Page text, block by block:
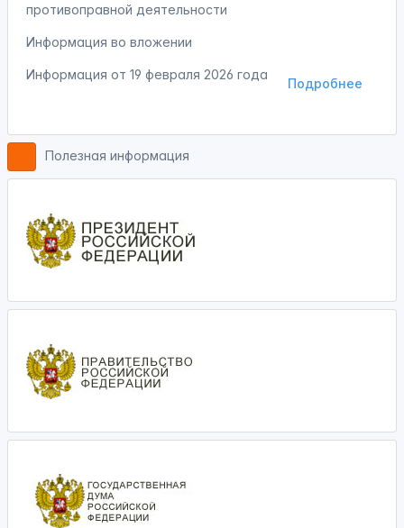
противоправной деятельности
Информация во вложении
Подробнее
Информация от 19 февраля 2026 года
Полезная информация